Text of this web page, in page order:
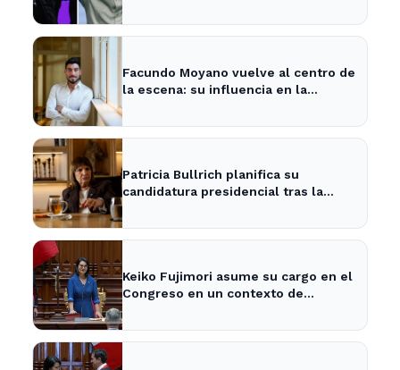
Facundo Moyano vuelve al centro de
la escena: su influencia en la
Patricia Bullrich planifica su
candidatura presidencial tras la
Keiko Fujimori asume su cargo en el
Congreso en un contexto de